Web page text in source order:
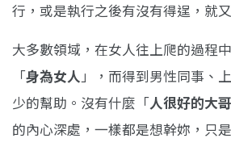
行，或是執行之後有沒有得逞，就
大多數領域，在女人往上爬的過程
「身為女人」，而得到男性同事、
少的幫助。沒有什麼「人很好的大
的內心深處，一樣都是想幹妳，只